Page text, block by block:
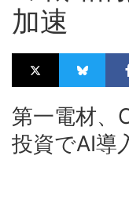
加速
第一電材、
投資でAI導